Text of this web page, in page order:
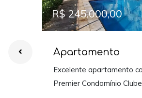
R$ 245.000,00
Apartamento
Excelente apartamento
Premier Condomínio Clube